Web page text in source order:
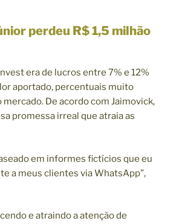
perdeu R$ 1,5 milhão
era de lucros entre 7% e 12%
aportado, percentuais muito
mercado. De acordo com Jaimovick,
promessa irreal que atraia as
em informes fictícios que eu
a meus clientes via WhatsApp”,
e atraindo a atenção de